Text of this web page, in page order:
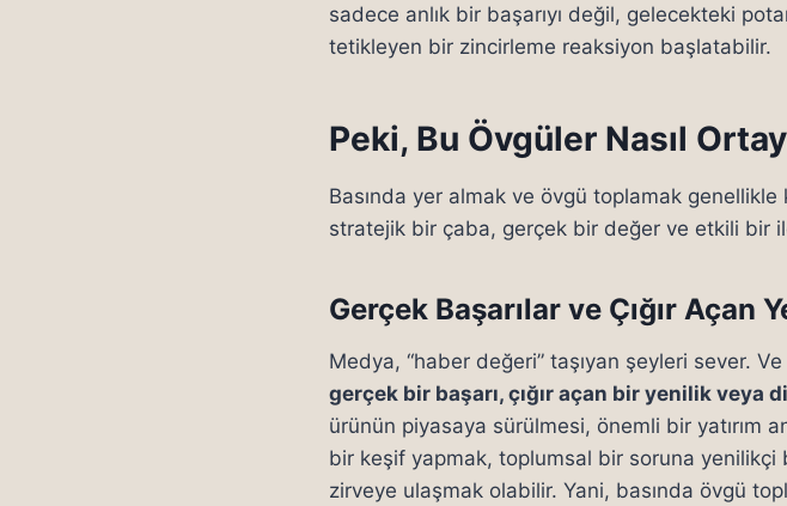
sadece anlık bir başarıyı değil, gelecekteki
tetikleyen bir zincirleme reaksiyon başlatabilir.
Peki, Bu Övgüler Nasıl
Basında yer almak ve övgü toplamak
stratejik bir çaba, gerçek bir değer ve etkili bir
Gerçek Başarılar ve Çığır Açan
Medya, “haber değeri” taşıyan şeyleri sever.
gerçek bir başarı, çığır açan bir yenilik veya
ürünün piyasaya sürülmesi, önemli bir yatırım
bir keşif yapmak, toplumsal bir soruna
zirveye ulaşmak olabilir. Yani, basında övgü